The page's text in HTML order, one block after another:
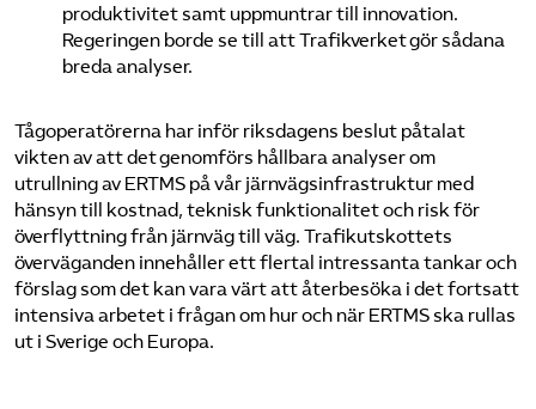
produktivitet samt uppmuntrar till innovation.
Regeringen borde se till att Trafikverket gör sådana
breda analyser.
Tågoperatörerna har inför riksdagens beslut påtalat
vikten av att det genomförs hållbara analyser om
utrullning av ERTMS på vår järnvägsinfrastruktur med
hänsyn till kostnad, teknisk funktionalitet och risk för
överflyttning från järnväg till väg. Trafikutskottets
överväganden innehåller ett flertal intressanta tankar och
förslag som det kan vara värt att återbesöka i det fortsatt
intensiva arbetet i frågan om hur och när ERTMS ska rullas
ut i Sverige och Europa.